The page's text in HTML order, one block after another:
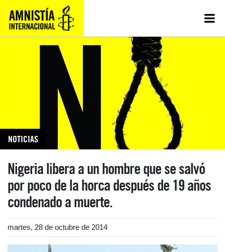
NOTICIAS
Nigeria libera a un hombre que se salvó
por poco de la horca después de 19 años
condenado a muerte.
martes, 28 de octubre de 2014